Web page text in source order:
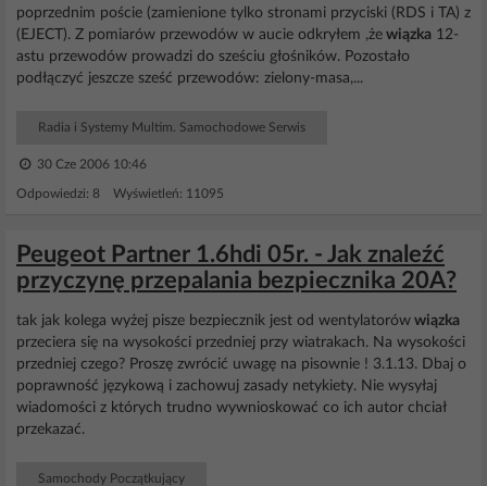
poprzednim poście (zamienione tylko stronami przyciski (RDS i TA) z
(EJECT). Z pomiarów przewodów w aucie odkryłem ,że wiązka 12-
astu przewodów prowadzi do sześciu głośników. Pozostało
podłączyć jeszcze sześć przewodów: zielony-masa,...
Radia i Systemy Multim. Samochodowe Serwis
30 Cze 2006 10:46
Odpowiedzi: 8 Wyświetleń: 11095
Peugeot Partner 1.6hdi 05r. - Jak znaleźć
przyczynę przepalania bezpiecznika 20A?
tak jak kolega wyżej pisze bezpiecznik jest od wentylatorów wiązka
przeciera się na wysokości przedniej przy wiatrakach. Na wysokości
przedniej czego? Proszę zwrócić uwagę na pisownie ! 3.1.13. Dbaj o
poprawność językową i zachowuj zasady netykiety. Nie wysyłaj
wiadomości z których trudno wywnioskować co ich autor chciał
przekazać.
Samochody Początkujący